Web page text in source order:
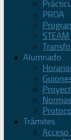
PROA
Alumnado
Trámites